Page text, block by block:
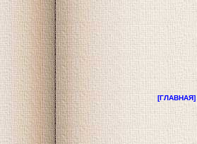
[ГЛАВНАЯ]